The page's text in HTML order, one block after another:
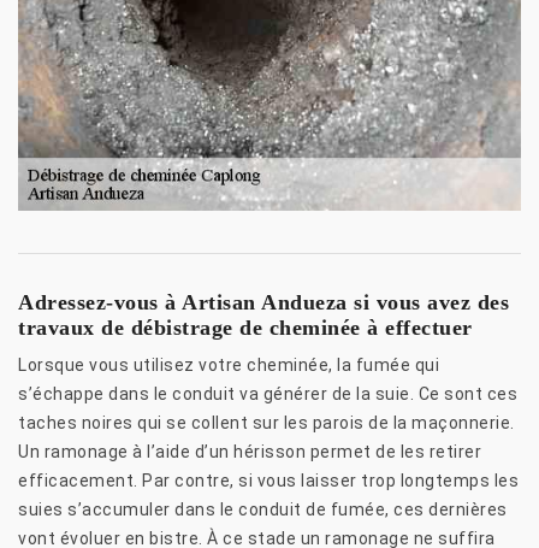
Adressez-vous à Artisan Andueza si vous avez des
travaux de débistrage de cheminée à effectuer
Lorsque vous utilisez votre cheminée, la fumée qui
s’échappe dans le conduit va générer de la suie. Ce sont ces
taches noires qui se collent sur les parois de la maçonnerie.
Un ramonage à l’aide d’un hérisson permet de les retirer
efficacement. Par contre, si vous laisser trop longtemps les
suies s’accumuler dans le conduit de fumée, ces dernières
vont évoluer en bistre. À ce stade un ramonage ne suffira